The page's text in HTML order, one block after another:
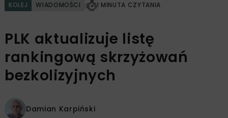
KOLEJ WIADOMOŚCI 1 MINUTA CZYTANIA
PLK aktualizuje listę
rankingową skrzyżowań
bezkolizyjnych
Damian Karpiński